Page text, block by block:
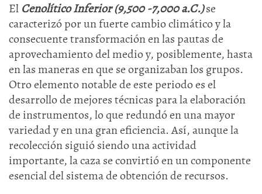
El Cenolítico Inferior (9,500 -7,000 a.C.)se
caracterizó por un fuerte cambio climático y la
consecuente transformación en las pautas de
aprovechamiento del medio y, posiblemente, hasta
en las maneras en que se organizaban los grupos.
Otro elemento notable de este periodo es el
desarrollo de mejores técnicas para la elaboración
de instrumentos, lo que redundó en una mayor
variedad y en una gran eficiencia. Así, aunque la
recolección siguió siendo una actividad
importante, la caza se convirtió en un componente
esencial del sistema de obtención de recursos.